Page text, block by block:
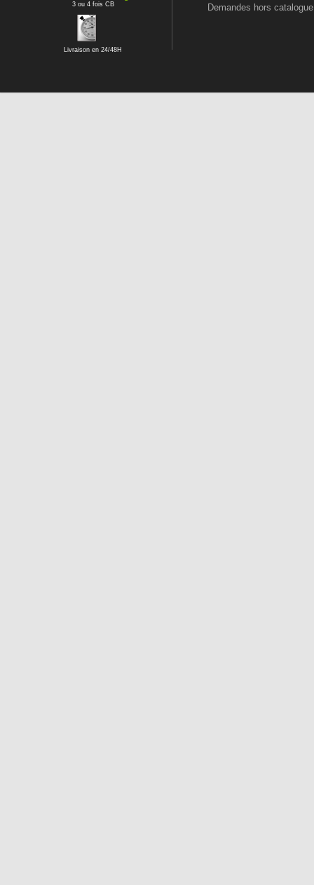
3 ou 4 fois CB
Livraison en 24/48H
Demandes hors catalogue